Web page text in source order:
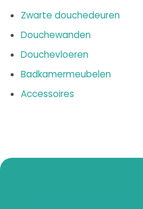
Zwarte douchedeuren
Douchewanden
Douchevloeren
Badkamermeubelen
Accessoires